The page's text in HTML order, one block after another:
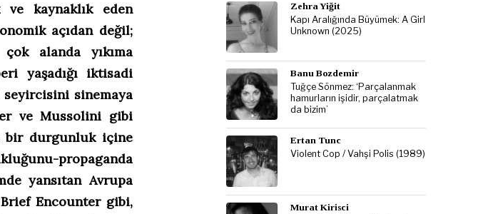
ve kaynaklık eden
açıdan değil;
alanda yıkıma
yaşadığı iktisadi
seyircisini sinemaya
ve Mussolini gibi
bir durgunluk içine
propaganda
yansıtan Avrupa
Brief Encounter gibi,
Zehra Yiğit
Kapı Aralığında Büyümek: A Girl
Unknown (2025)
Banu Bozdemir
Tuğçe Sönmez: ‘Parçalanmak
hamurların işidir, parçalatmak
da bizim’
Ertan Tunc
Violent Cop / Vahşi Polis (1989)
Murat Kirisci